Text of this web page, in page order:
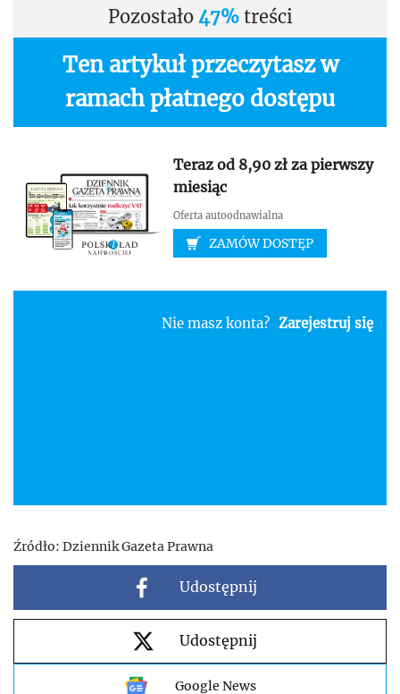
Pozostało 47%treści
Ten artykuł przeczytasz w
ramach płatnego dostępu
Teraz od 8,90 zł za pierwszy
miesiąc
Oferta autoodnawialna
ZAMÓW DOSTĘP
Nie masz konta? Zarejestruj się
Źródło: Dziennik Gazeta Prawna
Udostępnij
Udostępnij
Google News